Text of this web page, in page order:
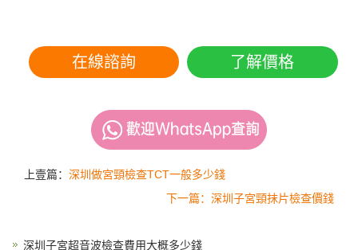
在線諮詢 了解價格
上壹篇： 深圳做宮頸檢查TCT一般多少錢
下一篇：深圳子宮頸抹片檢查價錢
深圳子宮超音波檢查費用大概多少錢